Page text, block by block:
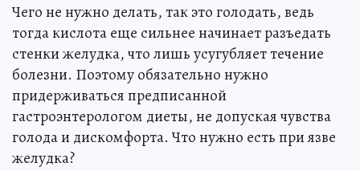
Чего не нужно делать, так это голодать, ведь
тогда кислота еще сильнее начинает разъедать
стенки желудка, что лишь усугубляет течение
болезни. Поэтому обязательно нужно
придерживаться предписанной
гастроэнтерологом диеты, не допуская чувства
голода и дискомфорта. Что нужно есть при язве
желудка?